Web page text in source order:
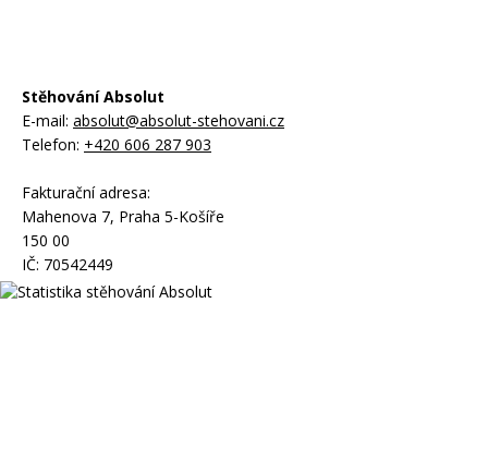
Stěhování Absolut
E-mail: absolut@absolut-stehovani.cz
Telefon: +420 606 287 903
Fakturační adresa:
Mahenova 7, Praha 5-Košíře
150 00
IČ: 70542449